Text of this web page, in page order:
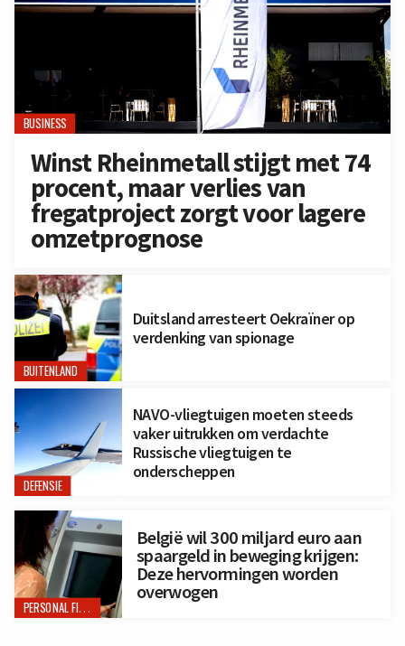
BUSINESS
Winst Rheinmetall stijgt met 74
procent, maar verlies van
fregatproject zorgt voor lagere
omzetprognose
BUITENLAND
Duitsland arresteert Oekraïner op
verdenking van spionage
DEFENSIE
NAVO-vliegtuigen moeten steeds
vaker uitrukken om verdachte
Russische vliegtuigen te
onderscheppen
PERSONAL FINANCE
België wil 300 miljard euro aan
spaargeld in beweging krijgen:
Deze hervormingen worden
overwogen